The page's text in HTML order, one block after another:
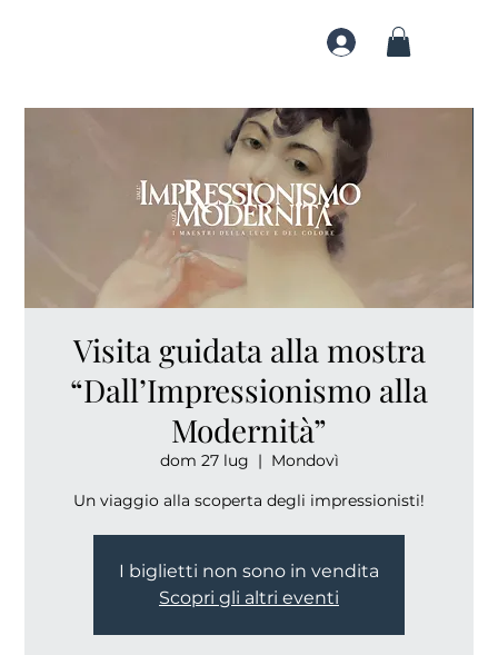
Visita guidata alla mostra
“Dall’Impressionismo alla
Modernità”
dom 27 lug
  |
Mondovì
Un viaggio alla scoperta degli impressionisti!
I biglietti non sono in vendita
Scopri gli altri eventi